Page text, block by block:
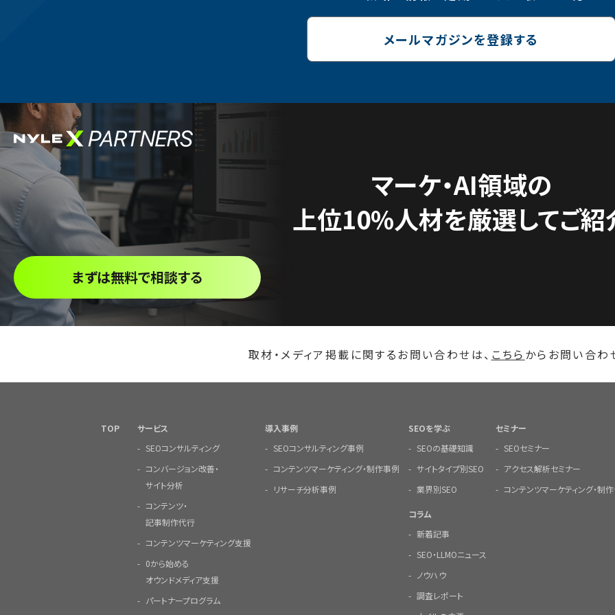
メールマガジンを登録する
マーケ・AI領域の
上位10%人材を厳選してご紹
まずは無料で相談する
取材・メディア掲載に関するお問い合わせは、 こちら からお問い合わ
TOP
サービス
SEOコンサルティング
コンバージョン改善・
サイト分析
コンテンツ・
記事制作代行
コンテンツマーケティング支援
0から始める
オウンドメディア支援
パートナープログラム
導入事例
SEOコンサルティング事例
コンテンツマーケティング・制作事例
リサーチ分析事例
SEOを学ぶ
SEOの基礎知識
サイトタイプ別SEO
業界別SEO
コラム
新着記事
SEO・LLMOニュース
ノウハウ
調査レポート
セミナー
SEOセミナー
アクセス解析セミナー
コンテンツマーケティング・制